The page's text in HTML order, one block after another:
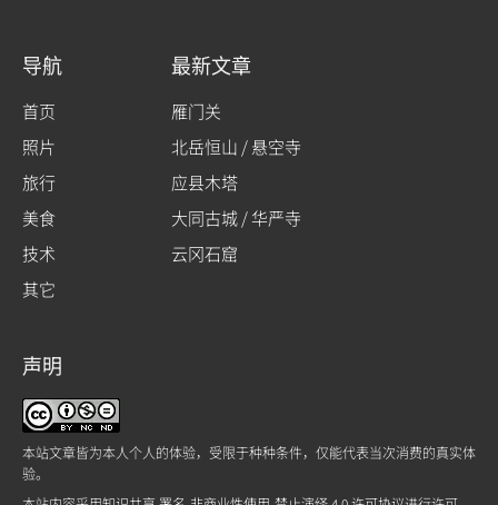
导航
首页
照片
旅行
美食
技术
其它
最新文章
雁门关
北岳恒山 / 悬空寺
应县木塔
大同古城 / 华严寺
云冈石窟
声明
本站文章皆为本人个人的体验，受限于种种条件，仅能代表当次消费的真实体
验。